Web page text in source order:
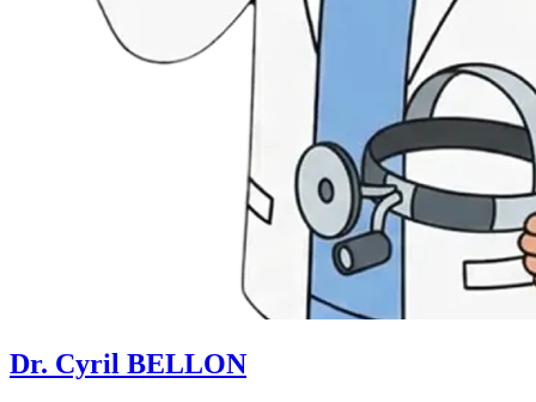
Dr. Cyril BELLON